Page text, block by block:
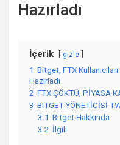
Hazırladı
İçerik gizle
1 Bitget, FTX
Hazırladı
2 FTX ÇÖKTÜ, PİYASA
3 BITGET YÖNETİCİSİ
3.1 Bitget Hakkında
3.2 İlgili